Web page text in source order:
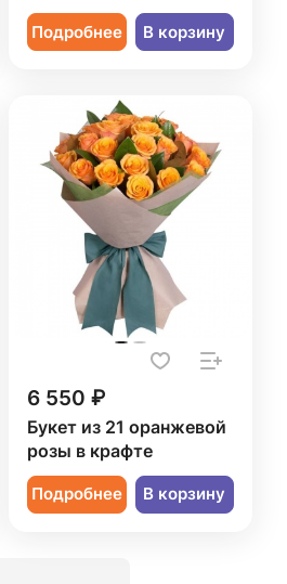
Подробнее В корзину
6 550 ₽
Букет из 21 оранжевой
розы в крафте
Подробнее В корзину